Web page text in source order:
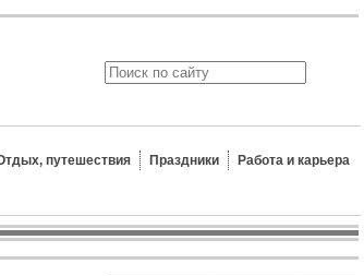
путешествия Праздники
Работа и карьера